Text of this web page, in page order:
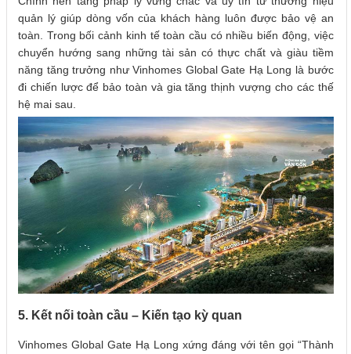
quản lý giúp dòng vốn của khách hàng luôn được bảo vệ an
toàn. Trong bối cảnh kinh tế toàn cầu có nhiều biến động, việc
chuyển hướng sang những tài sản có thực chất và giàu tiềm
năng tăng trưởng như Vinhomes Global Gate Hạ Long là bước
đi chiến lược để bảo toàn và gia tăng thịnh vượng cho các thế
hệ mai sau.
5. Kết nối toàn cầu – Kiến tạo kỳ quan
Vinhomes Global Gate Hạ Long xứng đáng với tên gọi “Thành